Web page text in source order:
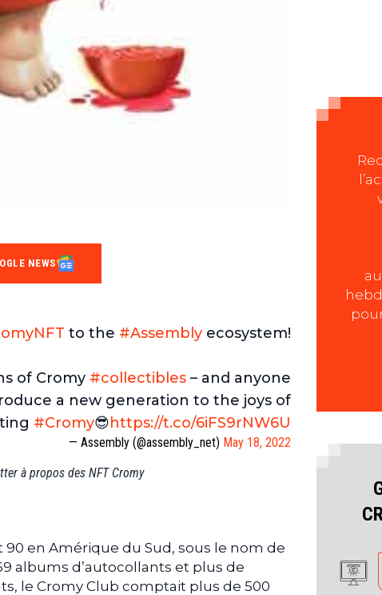
NEWS
to the #Assembly ecosystem!
of Cromy #collectibles – and anyone
a new generation to the joys of
#Cromy😎https://t.co/6iFS9rNW6U
— Assembly (@assembly_net) May 18, 2022
à propos des NFT Cromy
en Amérique du Sud, sous le nom de
albums d’autocollants et plus de
le Cromy Club comptait plus de 500